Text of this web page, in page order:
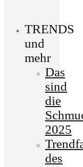
TRENDS
und
mehr
Das
sind
die
2025
des